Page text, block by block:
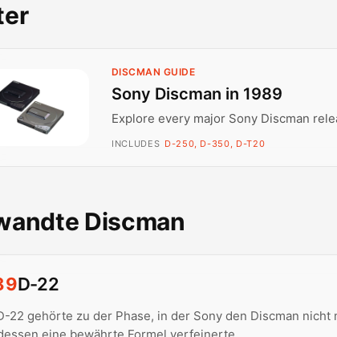
DISCMAN GUIDE
Sony Discman in 1989
Explore every major Sony Discman
INCLUDES D-250, D-350, D-T20
Discman
D-22
22 gehörte zu der Phase, in der Sony den Discman